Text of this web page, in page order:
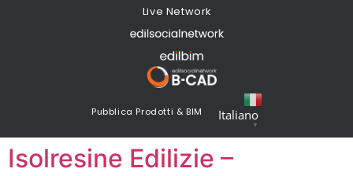
Live Network
Pubblica Prodotti & BIM Italiano
▼
Isolresine Edilizie –